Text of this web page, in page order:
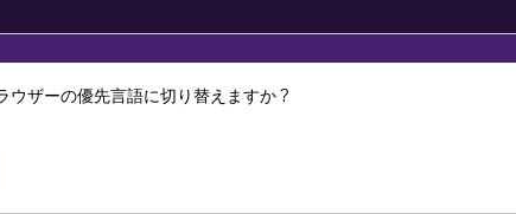
動的に機械翻訳されています。
Management
ウザーの優先言語に切り替えますか ?